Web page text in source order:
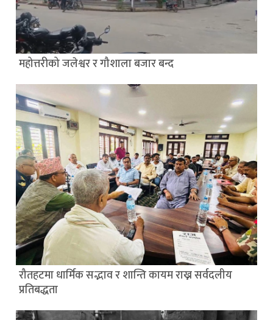
महोत्तरीको जलेश्वर र गौशाला बजार बन्द
रौतहटमा धार्मिक सद्भाव र शान्ति कायम राख्न सर्वदलीय
प्रतिबद्धता